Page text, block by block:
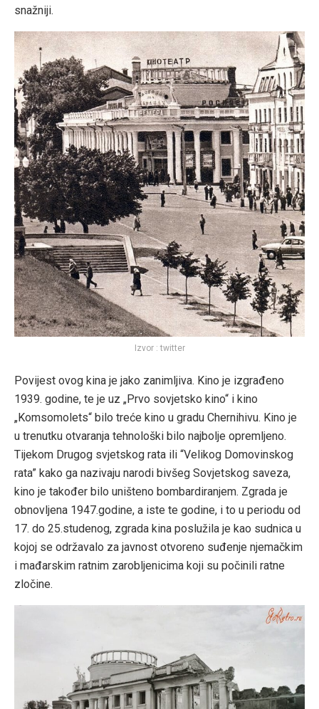
snažniji.
Izvor : twitter
Povijest ovog kina je jako zanimljiva. Kino je izgrađeno
1939. godine, te je uz „Prvo sovjetsko kino“ i kino
„Komsomolets“ bilo treće kino u gradu Chernihivu. Kino je
u trenutku otvaranja tehnološki bilo najbolje opremljeno.
Tijekom Drugog svjetskog rata ili “Velikog Domovinskog
rata” kako ga nazivaju narodi bivšeg Sovjetskog saveza,
kino je također bilo uništeno bombardiranjem. Zgrada je
obnovljena 1947.godine, a iste te godine, i to u periodu od
17. do 25.studenog, zgrada kina poslužila je kao sudnica u
kojoj se održavalo za javnost otvoreno suđenje njemačkim
i mađarskim ratnim zarobljenicima koji su počinili ratne
zločine.